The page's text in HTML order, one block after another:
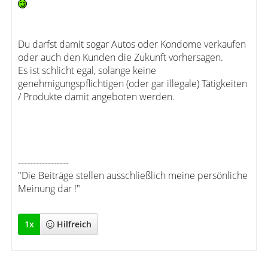
Du darfst damit sogar Autos oder Kondome verkaufen
oder auch den Kunden die Zukunft vorhersagen.
Es ist schlicht egal, solange keine
genehmigungspflichtigen (oder gar illegale) Tätigkeiten
/ Produkte damit angeboten werden.
-----------------
"Die Beiträge stellen ausschließlich meine persönliche
Meinung dar !"
1x Hilfreich